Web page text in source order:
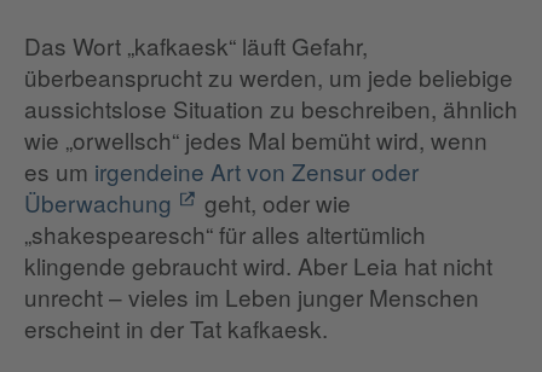
Das Wort „kafkaesk“ läuft Gefahr,
überbeansprucht zu werden, um jede beliebige
aussichtslose Situation zu beschreiben, ähnlich
wie „orwellsch“ jedes Mal bemüht wird, wenn
es um irgendeine Art von Zensur oder
Überwachung
geht, oder wie
„shakespearesch“ für alles altertümlich
klingende gebraucht wird. Aber Leia hat nicht
unrecht – vieles im Leben junger Menschen
erscheint in der Tat kafkaesk.